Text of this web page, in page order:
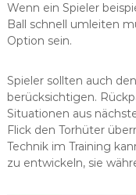
Wenn ein Spieler
Ball schnell umleiten
Option sein.
Spieler sollten auch
berücksichtigen.
Situationen aus
Flick den Torhüter
Technik im Training
zu entwickeln, sie